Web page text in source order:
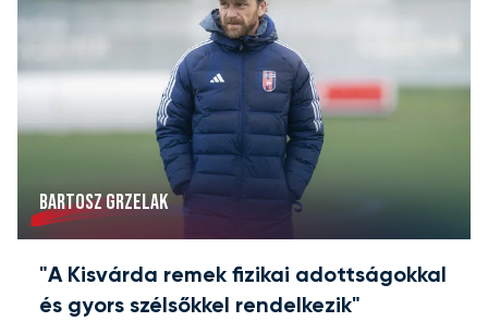
BARTOSZ GRZELAK
"A Kisvárda remek fizikai adottságokkal
és gyors szélsőkkel rendelkezik"